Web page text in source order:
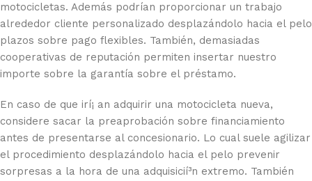
motocicletas. Además podrían proporcionar un trabajo
alrededor cliente personalizado desplazándolo hacia el pelo
plazos sobre pago flexibles. También, demasiadas
cooperativas de reputación permiten insertar nuestro
importe sobre la garantía sobre el préstamo.
En caso de que irí¡ an adquirir una motocicleta nueva,
considere sacar la preaprobación sobre financiamiento
antes de presentarse al concesionario. Lo cual suele agilizar
el procedimiento desplazándolo hacia el pelo prevenir
sorpresas a la hora de una adquisicií³n extremo. También